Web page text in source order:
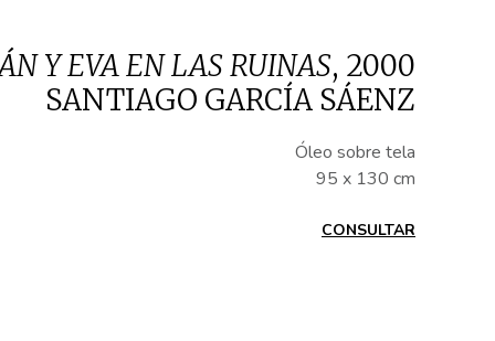
Y EVA EN LAS RUINAS, 2000
SANTIAGO GARCÍA SÁENZ
Óleo sobre tela
95 x 130 cm
CONSULTAR